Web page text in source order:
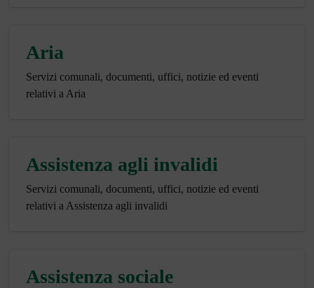
Aria
Servizi comunali, documenti, uffici, notizie ed eventi
relativi a Aria
Assistenza agli invalidi
Servizi comunali, documenti, uffici, notizie ed eventi
relativi a Assistenza agli invalidi
Assistenza sociale